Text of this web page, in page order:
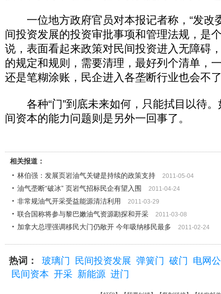
一位地方政府官员对本报记者称，“发改
间投资发展的投资审批事项和管理法规，是
说，表面看起来政策对民间投资进入无障碍
的规定和规则，需要清理，最好列个清单，
还是笔糊涂账，民企进入各垄断行业也会不
各种“门”到底未来如何，只能拭目以待。
间资本的能力问题则是另外一回事了。
相关报道：
林伯强：发展页岩油气关键是持续的政策支持
2011-05-04
油气垄断“破冰” 页岩气招标民企有望入围 2011-04-24
非常规油气开采受益能源清洁利用 2011-03-29
联合国称将参与黎巴嫩油气资源勘探和开采 2011-03-08
加拿大总理强调移民大门仍敞开 今年吸纳移民最多 2011-02-24
热词： 玻璃门 民间投资发展 弹簧门 破门
电网
民间资本 开采 新能源 进门